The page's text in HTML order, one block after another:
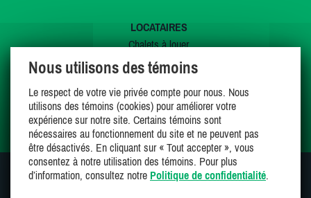
LOCATAIRES
Chalets à louer
Chalets à vendre
Offres spéciales
Mes favoris
SUIVEZ-NOUS SUR
Nous utilisons des témoins
Le respect de votre vie privée compte pour nous. Nous
utilisons des témoins (cookies) pour améliorer votre
expérience sur notre site. Certains témoins sont
nécessaires au fonctionnement du site et ne peuvent pas
être désactivés. En cliquant sur « Tout accepter », vous
consentez à notre utilisation des témoins. Pour plus
d’information, consultez notre Politique de confidentialité.